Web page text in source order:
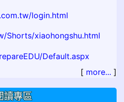
[ more... ]
讀專區